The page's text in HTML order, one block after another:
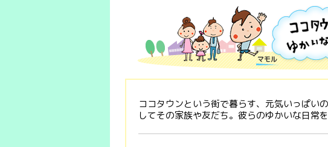
ココタウンという街で暮らす、元気いっぱい
してその家族や友だち。彼らのゆかいな日常